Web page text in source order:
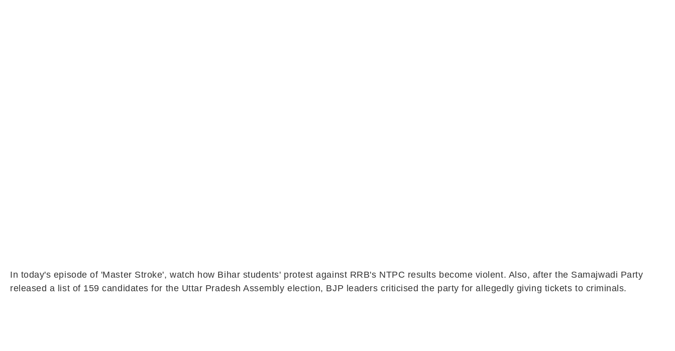
In today's episode of 'Master Stroke', watch how Bihar students' protest against RRB's NTPC results become violent. Also, after the Samajwadi Party
released a list of 159 candidates for the Uttar Pradesh Assembly election, BJP leaders criticised the party for allegedly giving tickets to criminals.